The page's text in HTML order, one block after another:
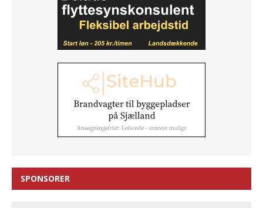
SPONSORER